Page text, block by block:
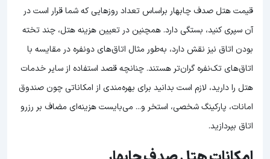
قیمت هتل صدف چابهار براساس تعداد روزهایی که شما قرار است در
آن سپری کنید، بستگی دارد. همچنین در تعیین هزینه هتل، چند تخته
بودن اتاق نیز نقش دارد، به‌طور مثال اتاق‌های دو‌نفره در مقایسه با
اتاق‌های تک‌نفره گران‌تر هستند. چنانچه قصد استفاده از سایر خدمات
هتل را دارید، لازم است بدانید برای بهره‌مندی از امکاناتی چون صندوق
امانات، پارکینگ شخصی، استخر و... می‌بایست هزینه‌ای مضاف بر رزرو
اتاق بپردازید.